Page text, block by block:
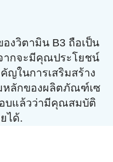
งวิตามิน B3 ถือเป็น
ากจะมีคุณประโยชน์
ญในการเสริมสร้าง
หลักของผลิตภัณฑ์เซ
บแล้วว่ามีคุณสมบัติ
ได้.